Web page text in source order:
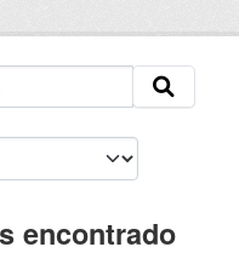
encontrado